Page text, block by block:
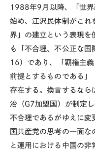
1988年9月以降、「世界
始め、江沢民体制がこれ
界」の建立という表現を
も「不合理、不公正な国
16）であり、「覇権主
前提とするものである
存在する。換言するなら
治（G7加盟国）が制定
不合理であるがゆえに変
国共産党の思考の一面
と運用における中国の非